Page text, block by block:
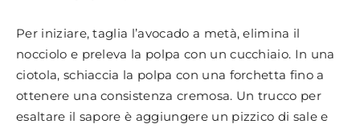
Per iniziare, taglia l’avocado a metà, elimina il
nocciolo e preleva la polpa con un cucchiaio. In una
ciotola, schiaccia la polpa con una forchetta fino a
ottenere una consistenza cremosa. Un trucco per
esaltare il sapore è aggiungere un pizzico di sale e